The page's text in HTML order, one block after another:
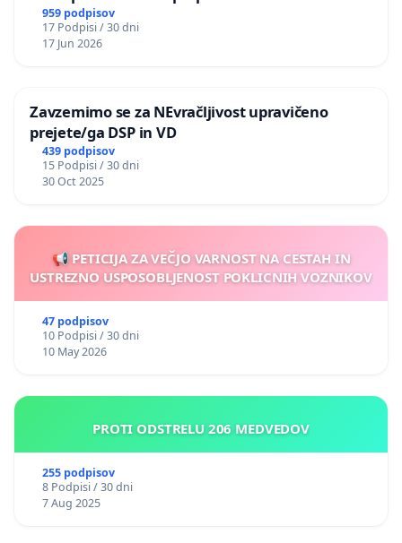
nasilje
959 podpisov
17 Podpisi / 30 dni
17 Jun 2026
Zavzemimo se za NEvračljivost upravičeno
prejete/ga DSP in VD
439 podpisov
15 Podpisi / 30 dni
30 Oct 2025
📢 PETICIJA ZA VEČJO VARNOST NA CESTAH IN
USTREZNO USPOSOBLJENOST POKLICNIH VOZNIKOV
47 podpisov
10 Podpisi / 30 dni
10 May 2026
PROTI ODSTRELU 206 MEDVEDOV
255 podpisov
8 Podpisi / 30 dni
7 Aug 2025